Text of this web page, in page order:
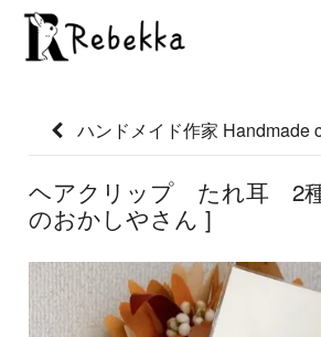
ハンドメイド作家 Handmade
ヘアクリップ たれ耳 2
のおかしやさん ]